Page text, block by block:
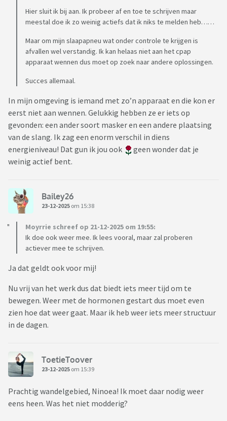
Hier sluit ik bij aan. Ik probeer af en toe te schrijven maar
meestal doe ik zo weinig actiefs dat ik niks te melden heb……
Maar om mijn slaapapneu wat onder controle te krijgen is
afvallen wel verstandig. Ik kan helaas niet aan het cpap
apparaat wennen dus moet op zoek naar andere oplossingen.
Succes allemaal.
In mijn omgeving is iemand met zo’n apparaat en die kon er
eerst niet aan wennen. Gelukkig hebben ze er iets op
gevonden: een ander soort masker en een andere plaatsing
van de slang. Ik zag een enorm verschil in diens
energieniveau! Dat gun ik jou ook
geen wonder dat je
weinig actief bent.
Bailey26
23-12-2025 om 15:38
Moyrrie schreef op 21-12-2025 om 19:55:
Ik doe ook weer mee. Ik lees vooral, maar zal proberen
actiever mee te schrijven.
Ja dat geldt ook voor mij!
Nu vrij van het werk dus dat biedt iets meer tijd om te
bewegen. Weer met de hormonen gestart dus moet even
zien hoe dat weer gaat. Maar ik heb weer iets meer structuur
in de dagen.
ToetieToover
23-12-2025 om 15:39
Prachtig wandelgebied, Ninoea! Ik moet daar nodig weer
eens heen. Was het niet modderig?